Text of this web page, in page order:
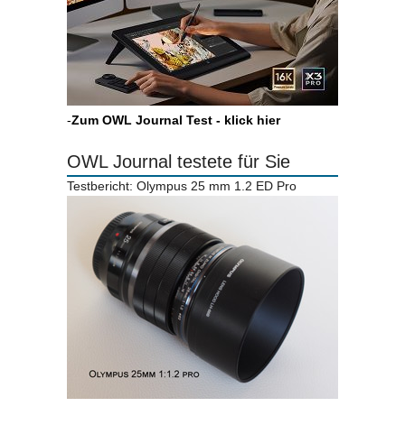
-Zum OWL Journal Test - klick hier
OWL Journal testete für Sie
Testbericht: Olympus 25 mm 1.2 ED Pro